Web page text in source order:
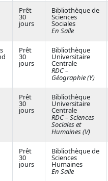
Prêt
30
jours
Bibliothèque de
Sciences
Sociales
En Salle
Prêt
30
jours
Bibliothèque
Universitaire
Centrale
RDC –
Géographie (Y)
Prêt
30
jours
Bibliothèque
Universitaire
Centrale
RDC – Sciences
Sociales et
Humaines (V)
Prêt
30
jours
Bibliothèque de
Sciences
Humaines
En Salle